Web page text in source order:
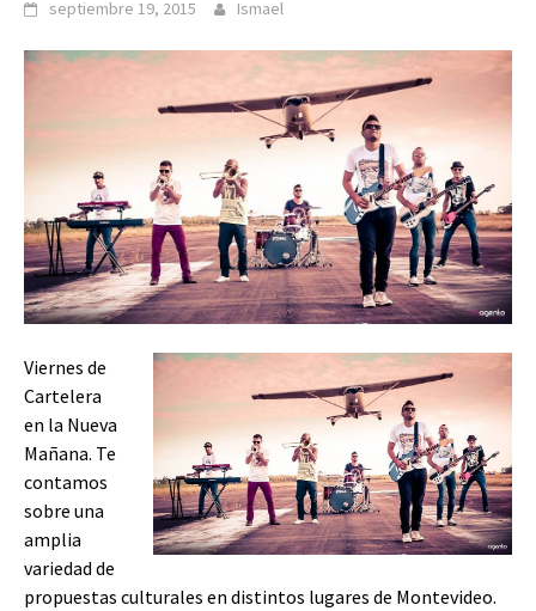
septiembre 19, 2015 Ismael
Viernes de
Cartelera
en la Nueva
Mañana. Te
contamos
sobre una
amplia
variedad de
propuestas culturales en distintos lugares de Montevideo.